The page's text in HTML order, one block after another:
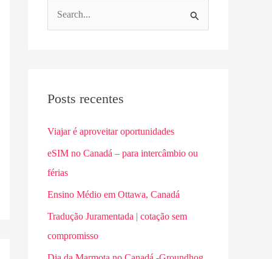
u
s
a
r
p
o
Posts recentes
Viajar é aproveitar oportunidades
eSIM no Canadá – para intercâmbio ou
férias
Ensino Médio em Ottawa, Canadá
Tradução Juramentada | cotação sem
compromisso